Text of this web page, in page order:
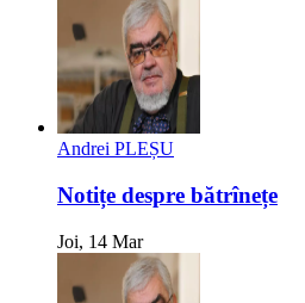
Andrei PLEȘU
Notițe despre bătrînețe
Joi, 14 Mar